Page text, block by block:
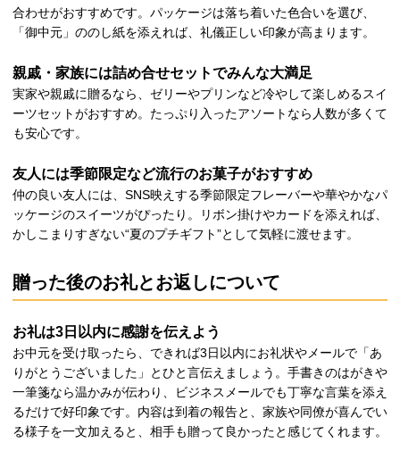
合わせがおすすめです。パッケージは落ち着いた色合いを選び、
「御中元」ののし紙を添えれば、礼儀正しい印象が高まります。
親戚・家族には詰め合せセットでみんな大満足
実家や親戚に贈るなら、ゼリーやプリンなど冷やして楽しめるスイ
ーツセットがおすすめ。たっぷり入ったアソートなら人数が多くて
も安心です。
友人には季節限定など流行のお菓子がおすすめ
仲の良い友人には、SNS映えする季節限定フレーバーや華やかなパ
ッケージのスイーツがぴったり。リボン掛けやカードを添えれば、
かしこまりすぎない“夏のプチギフト”として気軽に渡せます。
贈った後のお礼とお返しについて
お礼は3日以内に感謝を伝えよう
お中元を受け取ったら、できれば3日以内にお礼状やメールで「あ
りがとうございました」とひと言伝えましょう。手書きのはがきや
一筆箋なら温かみが伝わり、ビジネスメールでも丁寧な言葉を添え
るだけで好印象です。内容は到着の報告と、家族や同僚が喜んでい
る様子を一文加えると、相手も贈って良かったと感じてくれます。